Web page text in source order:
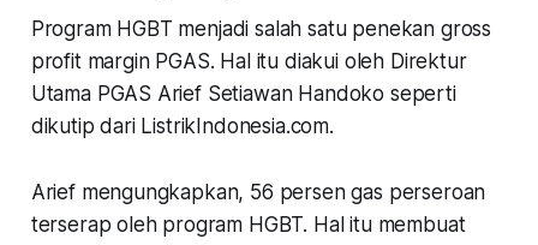
Program HGBT menjadi salah satu penekan gross
profit margin PGAS. Hal itu diakui oleh Direktur
Utama PGAS Arief Setiawan Handoko seperti
dikutip dari ListrikIndonesia.com.
Arief mengungkapkan, 56 persen gas perseroan
terserap oleh program HGBT. Hal itu membuat